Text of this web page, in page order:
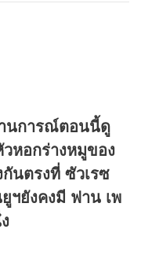
นการณ์ตอนนี้ดู
หอกร่างหมูของ
นตรงที่ ซัวเรซ
ฯยังคงมี ฟาน เพ